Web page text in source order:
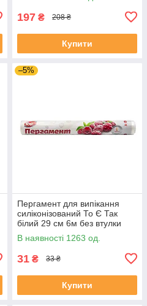
197 ₴ 208 ₴
Купити
–5%
Пергамент для випікання
силіконізований То Є Так
білий 29 см 6м без втулки
В наявності 1263 од.
31 ₴ 33 ₴
Купити